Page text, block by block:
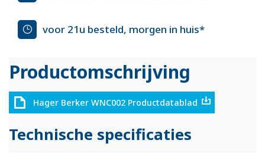
voor 21u besteld, morgen in huis*
Productomschrijving
Hager Berker WNC002 Productdatablad
Technische specificaties